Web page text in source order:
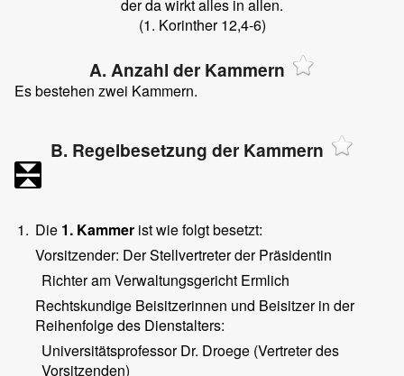
der da wirkt alles in allen.
(1. Korinther 12,4-6)
A. Anzahl der Kammern
Es bestehen zwei Kammern.
B. Regelbesetzung der Kammern
1. Die 1. Kammer ist wie folgt besetzt:
Vorsitzender: Der Stellvertreter der Präsidentin
Richter am Verwaltungsgericht Ermlich
Rechtskundige Beisitzerinnen und Beisitzer in der
Reihenfolge des Dienstalters:
Universitätsprofessor Dr. Droege (Vertreter des
Vorsitzenden)